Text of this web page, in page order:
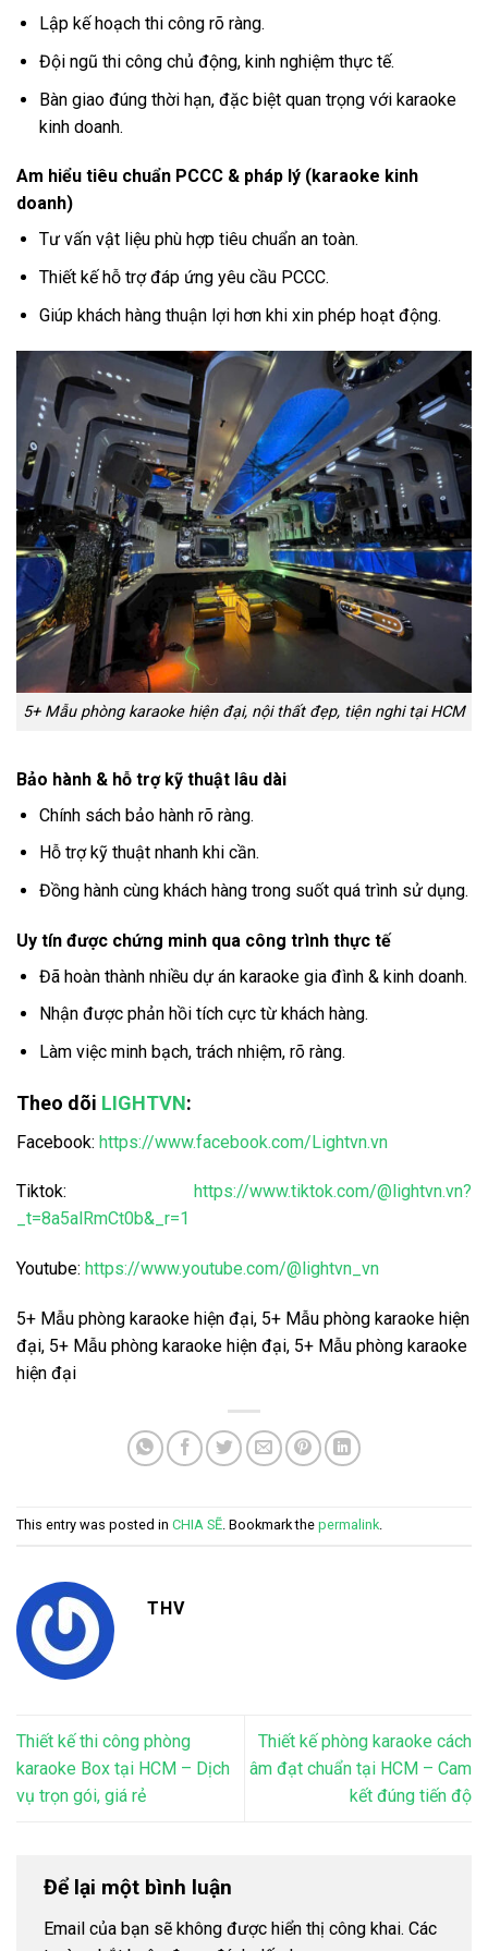
Lập kế hoạch thi công rõ ràng.
Đội ngũ thi công chủ động, kinh nghiệm thực tế.
Bàn giao đúng thời hạn, đặc biệt quan trọng với karaoke
kinh doanh.
Am hiểu tiêu chuẩn PCCC & pháp lý (karaoke kinh
doanh)
Tư vấn vật liệu phù hợp tiêu chuẩn an toàn.
Thiết kế hỗ trợ đáp ứng yêu cầu PCCC.
Giúp khách hàng thuận lợi hơn khi xin phép hoạt động.
5+ Mẫu phòng karaoke hiện đại, nội thất đẹp, tiện nghi tại HCM
Bảo hành & hỗ trợ kỹ thuật lâu dài
Chính sách bảo hành rõ ràng.
Hỗ trợ kỹ thuật nhanh khi cần.
Đồng hành cùng khách hàng trong suốt quá trình sử dụng.
Uy tín được chứng minh qua công trình thực tế
Đã hoàn thành nhiều dự án karaoke gia đình & kinh doanh.
Nhận được phản hồi tích cực từ khách hàng.
Làm việc minh bạch, trách nhiệm, rõ ràng.
Theo dõi LIGHTVN:
Facebook: https://www.facebook.com/Lightvn.vn
Tiktok:
https://www.tiktok.com/@lightvn.vn?
_t=8a5alRmCt0b&_r=1
Youtube: https://www.youtube.com/@lightvn_vn
5+ Mẫu phòng karaoke hiện đại, 5+ Mẫu phòng karaoke hiện
đại, 5+ Mẫu phòng karaoke hiện đại, 5+ Mẫu phòng karaoke
hiện đại
This entry was posted in CHIA SẼ. Bookmark the permalink.
THV
Thiết kế thi công phòng
karaoke Box tại HCM – Dịch
vụ trọn gói, giá rẻ
Thiết kế phòng karaoke cách
âm đạt chuẩn tại HCM – Cam
kết đúng tiến độ
Để lại một bình luận
Email của bạn sẽ không được hiển thị công khai. Các